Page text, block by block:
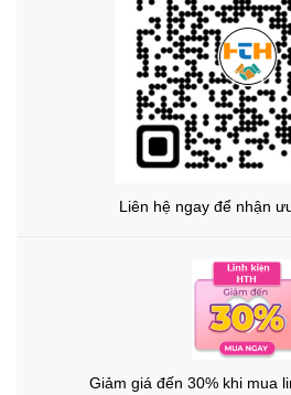
Liên hệ ngay để nhận
Giảm giá đến 30% khi mua